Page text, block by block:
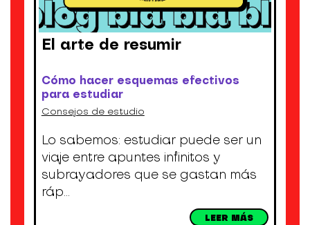
El arte de resumir
Cómo hacer esquemas efectivos
para estudiar
Consejos de estudio
Lo sabemos: estudiar puede ser un
viaje entre apuntes infinitos y
subrayadores que se gastan más
ráp...
LEER MÁS